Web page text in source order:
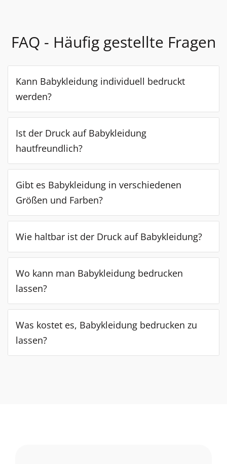
FAQ - Häufig gestellte Fragen
Kann Babykleidung individuell bedruckt
werden?
Ist der Druck auf Babykleidung
hautfreundlich?
Gibt es Babykleidung in verschiedenen
Größen und Farben?
Wie haltbar ist der Druck auf Babykleidung?
Wo kann man Babykleidung bedrucken
lassen?
Was kostet es, Babykleidung bedrucken zu
lassen?